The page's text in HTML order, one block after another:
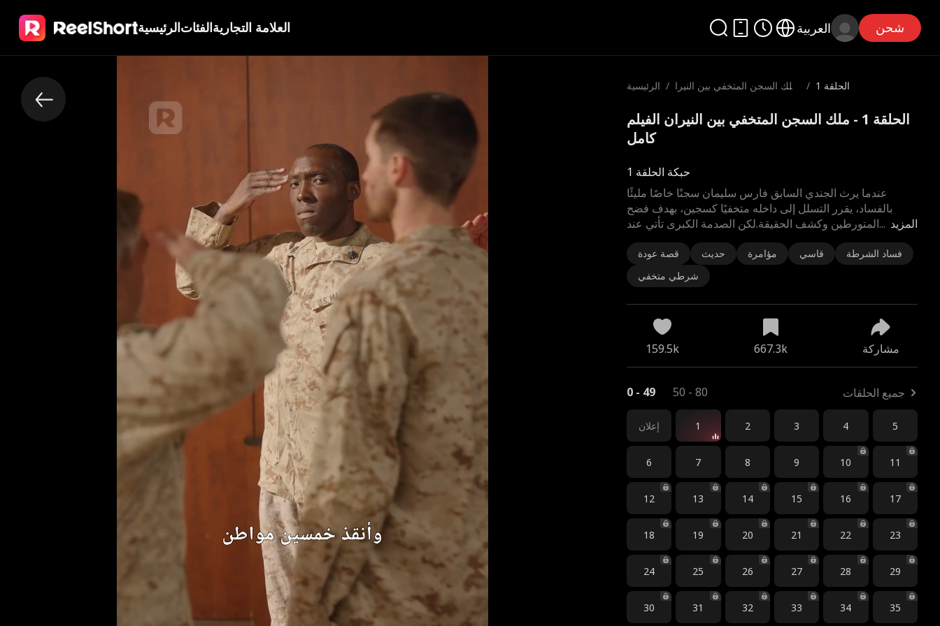
الرئيسيةالفئاتالعلامة التجارية العربية شحن
الرئيسية / ملك السجن المتخفي بين النيرا
/ الحلقة 1
الحلقة 1 - ملك السجن المتخفي بين النيران الفيلم
كامل
حبكة الحلقة 1
المزيد
عندما يرث الجندي السابق فارس سليمان سجنًا خاصًا مليئًا
بالفساد، يقرر التسلل إلى داخله متخفيًا كسجين، بهدف فضح
المتورطين وكشف الحقيقة.لكن الصدمة الكبرى تأتي عند...
قصة عودة حديث مؤامرة قاسي
فساد الشرطة
شرطي متخفي
159.5k 667.3k مشاركة
0 - 49 50 - 80 جميع الحلقات
إعلان 1 2 3 4 5
6 7 8 9 10 11
12 13 14 15 16 17
18 19 20 21 22 23
24 25 26 27 28 29
30 31 32 33 34 35